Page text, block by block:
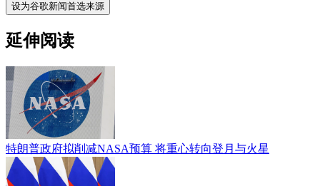
设为谷歌新闻首选来源
延伸阅读
特朗普政府拟削减NASA预算 将重心转向登月与火星